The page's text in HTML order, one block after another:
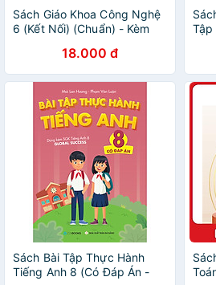
Sách Giáo Khoa Công Nghệ
6 (Kết Nối) (Chuẩn) - Kèm
18.000 đ
Tập
Sách Bài Tập Thực Hành
Tiếng Anh 8 (Có Đáp Án -